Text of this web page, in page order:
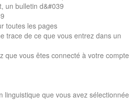
un bulletin d&#039
toutes les pages
trace de ce que vous entrez dans un
que vous êtes connecté à votre compte
linguistique que vous avez sélectionnée